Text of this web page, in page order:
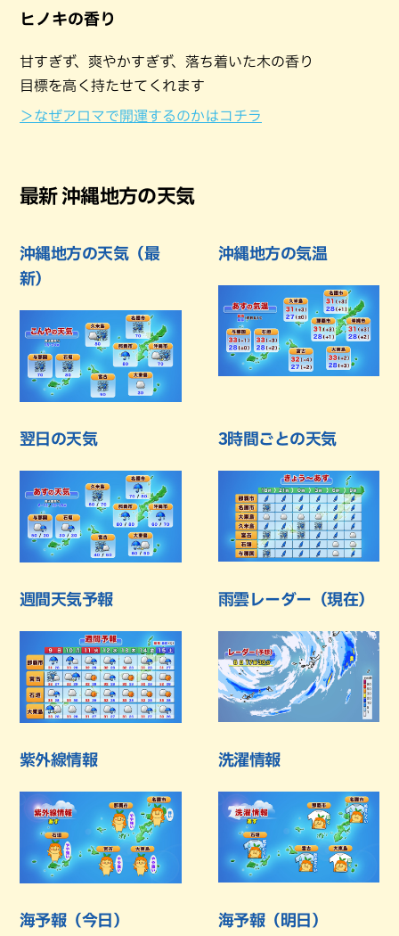
ヒノキの香り
甘すぎず、爽やかすぎず、落ち着いた木の香り
目標を高く持たせてくれます
＞なぜアロマで開運するのかはコチラ
最新 沖縄地方の天気
沖縄地方の天気（最
新）
沖縄地方の気温
翌日の天気 3時間ごとの天気
週間天気予報 雨雲レーダー（現在）
紫外線情報 洗濯情報
海予報（今日） 海予報（明日）